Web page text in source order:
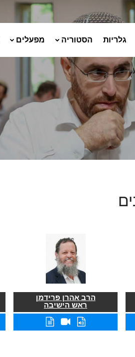
גלריות הסטוריה מפעלים
הרב אהרן פרידמן
ראש הישיבה